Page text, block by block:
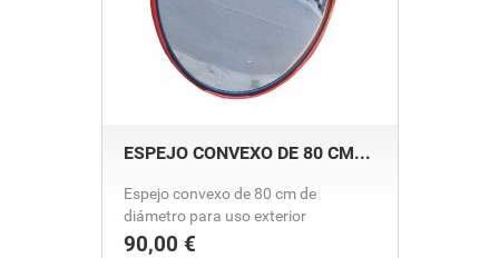
ESPEJO CONVEXO DE 80 CM...
Espejo convexo de 80 cm de
diámetro para uso exterior
Precio
90,00 €